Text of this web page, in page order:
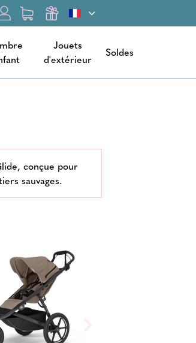
Jouets
d'extérieur
Soldes
conçue pour
sauvages.